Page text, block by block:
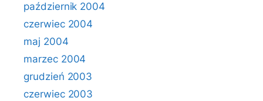
październik 2004
czerwiec 2004
maj 2004
marzec 2004
grudzień 2003
czerwiec 2003